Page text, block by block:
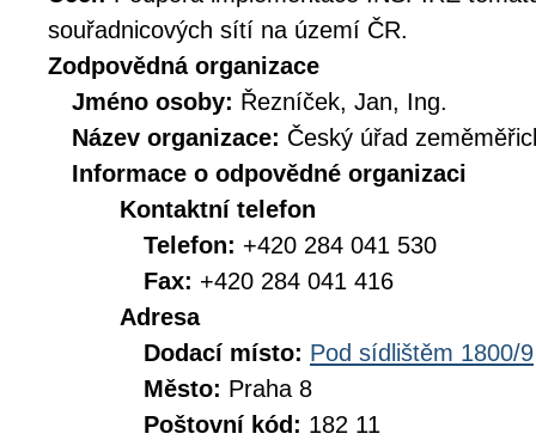
souřadnicových sítí na území ČR.
Zodpovědná organizace
Jméno osoby: Řezníček, Jan, Ing.
Název organizace: Český úřad
Informace o odpovědné organizaci
Kontaktní telefon
Telefon: +420 284 041 530
Fax: +420 284 041 416
Adresa
Dodací místo: Pod sídlištěm 1800/9
Město: Praha 8
Poštovní kód: 182 11